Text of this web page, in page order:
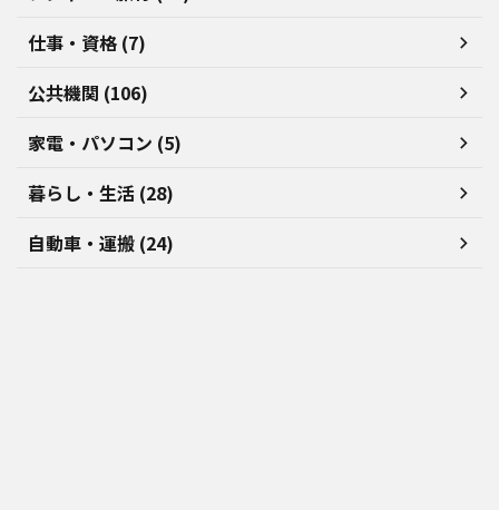
仕事・資格 (7)
公共機関 (106)
家電・パソコン (5)
暮らし・生活 (28)
自動車・運搬 (24)